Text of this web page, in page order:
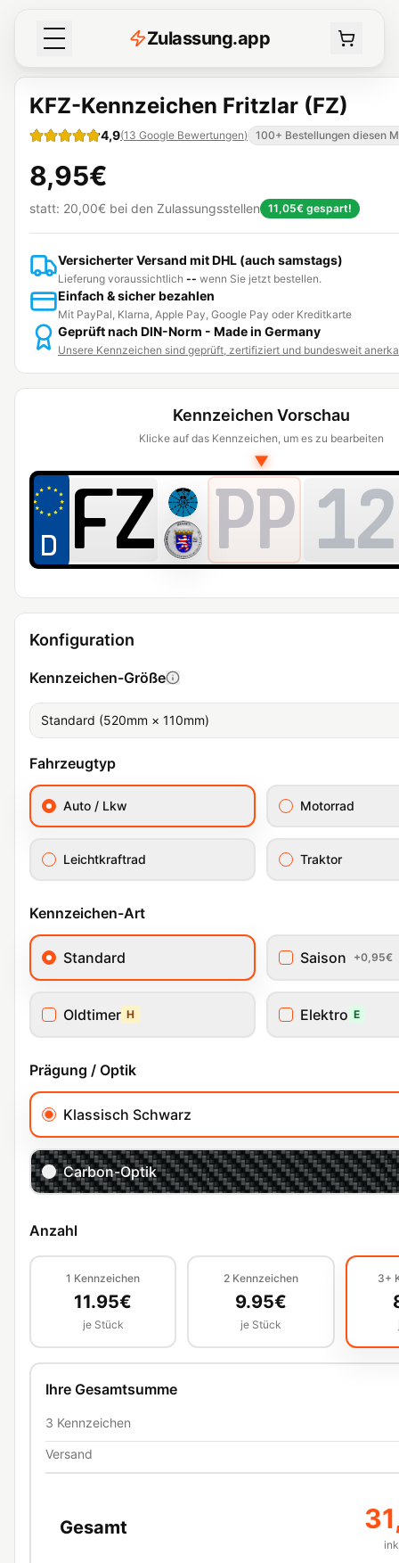
Zulassung.app
KFZ-Kennzeichen Fritzlar (FZ)
4,9(13 Google Bewertungen) 100+ Bestellungen diesen
8,95€
statt: 20,00€ bei den Zulassungsstellen 11,05€ gespart!
Versicherter Versand mit DHL (auch samstags)
Lieferung voraussichtlich -- wenn Sie jetzt bestellen.
Einfach & sicher bezahlen
Mit PayPal, Klarna, Apple Pay, Google Pay oder Kreditkarte
Geprüft nach DIN-Norm - Made in Germany
Unsere Kennzeichen sind geprüft, zertifiziert und bundesweit
Konfiguration
Kennzeichen-Größe
Standard (520mm × 110mm)
Fahrzeugtyp
Auto / Lkw Motorrad
Leichtkraftrad Traktor
Kennzeichen-Art
Standard Saison +0,95€
Oldtimer H Elektro E
Prägung / Optik
Klassisch Schwarz
Carbon-Optik
Anzahl
1 Kennzeichen
11.95€
je Stück
2 Kennzeichen
9.95€
je Stück
3+
Ihre Gesamtsumme
3 Kennzeichen
Versand
Gesamt
Kennzeichen Vorschau
Klicke auf das Kennzeichen, um es zu bearbeiten
▼
PP